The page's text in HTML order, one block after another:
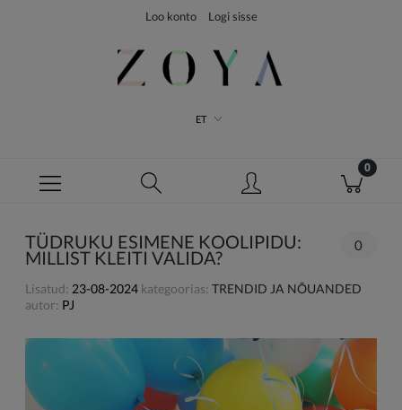
Loo konto Logi sisse
ET
TÜDRUKU ESIMENE KOOLIPIDU:
MILLIST KLEITI VALIDA?
0
Lisatud: 23-08-2024 kategoorias: TRENDID JA NÕUANDED
autor: PJ